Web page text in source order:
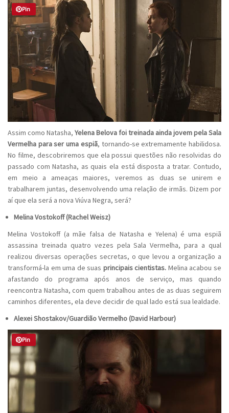
Pin
Assim como Natasha, Yelena Belova foi treinada ainda jovem pela Sala
Vermelha para ser uma espiã, tornando-se extremamente habilidosa.
No filme, descobriremos que ela possui questões não resolvidas do
passado com Natasha, as quais ela está disposta a tratar. Contudo,
em meio a ameaças maiores, veremos as duas se unirem e
trabalharem juntas, desenvolvendo uma relação de irmãs. Dizem por
aí que ela será a nova Viúva Negra, será?
Melina Vostokoff (Rachel Weisz)
Melina Vostokoff (a mãe falsa de Natasha e Yelena) é uma espiã
assassina treinada quatro vezes pela Sala Vermelha, para a qual
realizou diversas operações secretas, o que levou a organização a
transformá-la em uma de suas principais cientistas. Melina acabou se
afastando do programa após anos de serviço, mas quando
reencontra Natasha, com quem trabalhou antes de as duas seguirem
caminhos diferentes, ela deve decidir de qual lado está sua lealdade.
Alexei Shostakov/Guardião Vermelho (David Harbour)
Pin